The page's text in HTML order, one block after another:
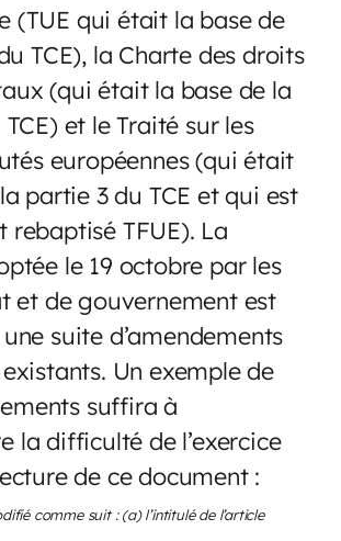
(TUE qui était la base de
TCE), la Charte des droits
(qui était la base de la
et le Traité sur les
européennes (qui était
partie 3 du TCE et qui est
rebaptisé TFUE). La
le 19 octobre par les
et de gouvernement est
suite d’amendements
Un exemple de
suffira à
la difficulté de l’exercice
de ce document :
comme suit : (a) l’intitulé de l’article